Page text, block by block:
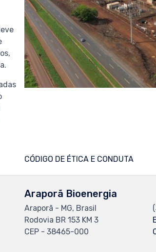
CÓDIGO DE ÉTICA E CONDUTA
Araporã Bioenergia
Araporã - MG, Brasil
Rodovia BR 153 KM 3
CEP - 38465-000